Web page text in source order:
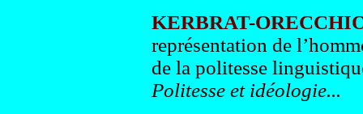
KERBRAT-
représentation de
de la politesse
Politesse et idéologie...